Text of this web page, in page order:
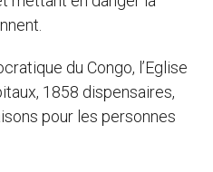
du Congo, l’Eglise
1858 dispensaires,
pour les personnes